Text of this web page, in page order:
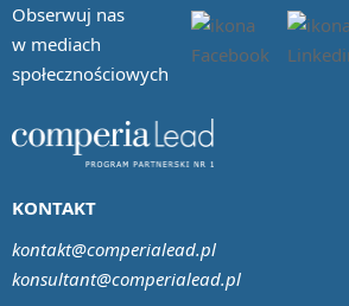
Obserwuj nas
w mediach
społecznościowych
KONTAKT
kontakt@comperialead.pl
konsultant@comperialead.pl